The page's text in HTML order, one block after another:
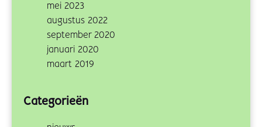
mei 2023
augustus 2022
september 2020
januari 2020
maart 2019
Categorieën